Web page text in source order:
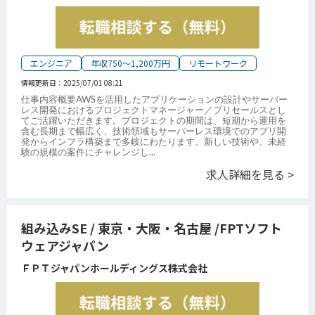
エンジニア 年収750～1,200万円 リモートワーク
情報更新日： 2025/07/01 08:21
仕事内容概要AWSを活用したアプリケーションの設計やサーバー
レス開発におけるプロジェクトマネージャー／プリセールスとし
てご活躍いただきます。プロジェクトの期間は、短期から運用を
含む長期まで幅広く、技術領域もサーバーレス環境でのアプリ開
発からインフラ構築まで多岐にわたります。新しい技術や、未経
験の規模の案件にチャレンジし...
求人詳細を見る >
組み込みSE / 東京・大阪・名古屋 /FPTソフト
ウェアジャパン
ＦＰＴジャパンホールディングス株式会社